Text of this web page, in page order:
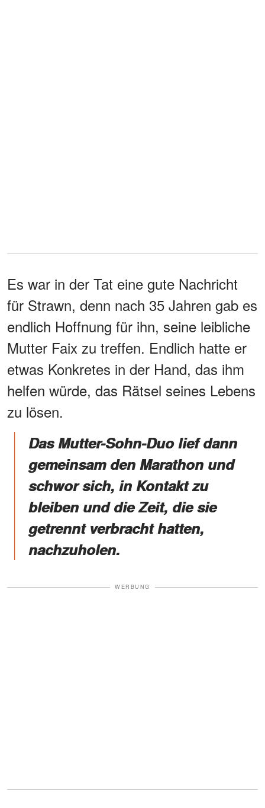
Es war in der Tat eine gute Nachricht
für Strawn, denn nach 35 Jahren gab es
endlich Hoffnung für ihn, seine leibliche
Mutter Faix zu treffen. Endlich hatte er
etwas Konkretes in der Hand, das ihm
helfen würde, das Rätsel seines Lebens
zu lösen.
Das Mutter-Sohn-Duo lief dann
gemeinsam den Marathon und
schwor sich, in Kontakt zu
bleiben und die Zeit, die sie
getrennt verbracht hatten,
nachzuholen.
WERBUNG